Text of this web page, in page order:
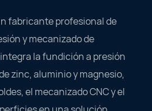
fabricante profesional de
y mecanizado de
la fundición a presión
zinc, aluminio y magnesio,
el mecanizado CNC y el